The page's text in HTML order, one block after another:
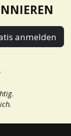
anmelden